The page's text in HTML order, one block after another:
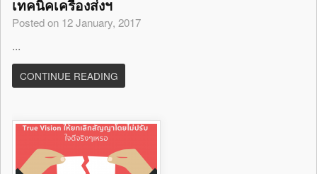
เทคนิคเครื่องส่งฯ
Posted on 12 January, 2017
...
CONTINUE READING